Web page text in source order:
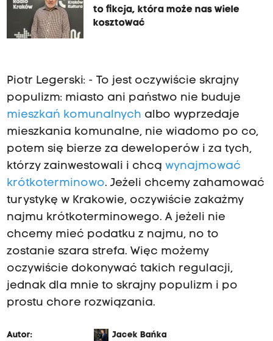
to fikcja, która może nas wiele
kosztować
Piotr Legerski: - To jest oczywiście skrajny
populizm: miasto ani państwo nie buduje
mieszkań komunalnych albo wyprzedaje
mieszkania komunalne, nie wiadomo po co,
potem się bierze za deweloperów i za tych,
którzy zainwestowali i chcą wynajmować
krótkoterminowo. Jeżeli chcemy zahamować
turystykę w Krakowie, oczywiście zakażmy
najmu krótkoterminowego. A jeżeli nie
chcemy mieć podatku z najmu, no to
zostanie szara strefa. Więc możemy
oczywiście dokonywać takich regulacji,
jednak dla mnie to skrajny populizm i po
prostu chore rozwiązania.
Autor: Jacek Bańka